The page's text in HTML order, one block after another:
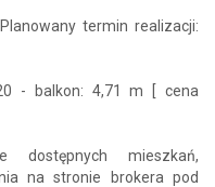
termin realizacji:
- balkon: 4,71 m [ cena
dostępnych mieszkań,
na stronie brokera pod